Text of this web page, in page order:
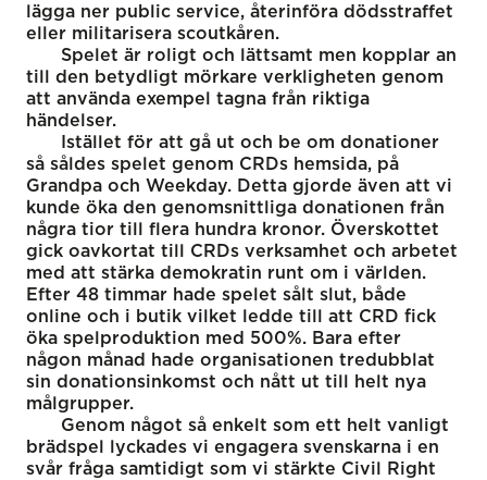
lägga ner public service, återinföra dödsstraffet
eller militarisera scoutkåren.
Spelet är roligt och lättsamt men kopplar an
till den betydligt mörkare verkligheten genom
att använda exempel tagna från riktiga
händelser.
Istället för att gå ut och be om donationer
så såldes spelet genom CRDs hemsida, på
Grandpa och Weekday. Detta gjorde även att vi
kunde öka den genomsnittliga donationen från
några tior till flera hundra kronor. Överskottet
gick oavkortat till CRDs verksamhet och arbetet
med att stärka demokratin runt om i världen.
Efter 48 timmar hade spelet sålt slut, både
online och i butik vilket ledde till att CRD fick
öka spelproduktion med 500%. Bara efter
någon månad hade organisationen tredubblat
sin donationsinkomst och nått ut till helt nya
målgrupper.
Genom något så enkelt som ett helt vanligt
brädspel lyckades vi engagera svenskarna i en
svår fråga samtidigt som vi stärkte Civil Right